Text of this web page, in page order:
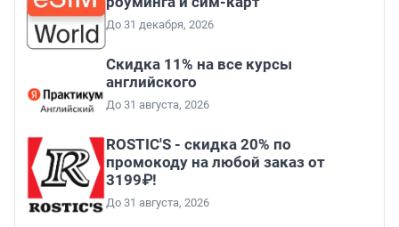
До 31 декабря, 2026
Скидка 11% на все курсы
английского
До 31 августа, 2026
ROSTIC'S - скидка 20% по
промокоду на любой заказ от
3199₽!
До 31 августа, 2026